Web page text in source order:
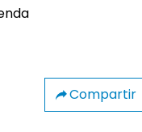
Compartir